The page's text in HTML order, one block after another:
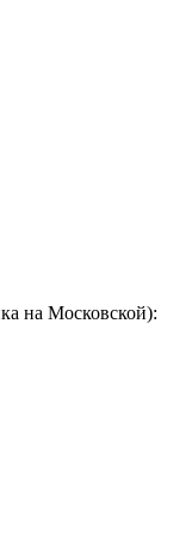
Московской):